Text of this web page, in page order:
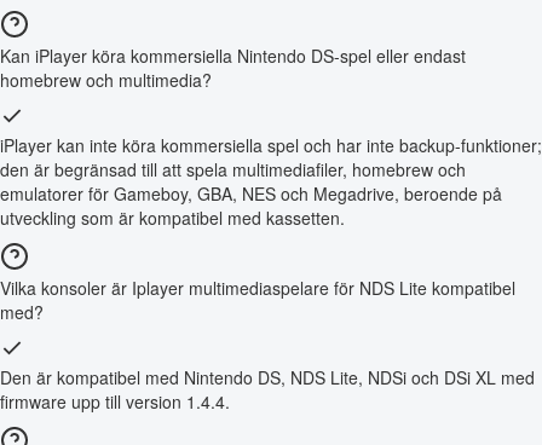
Kan iPlayer köra kommersiella Nintendo DS-spel eller endast
homebrew och multimedia?
iPlayer kan inte köra kommersiella spel och har inte backup-funktioner;
den är begränsad till att spela multimediafiler, homebrew och
emulatorer för Gameboy, GBA, NES och Megadrive, beroende på
utveckling som är kompatibel med kassetten.
Vilka konsoler är Iplayer multimediaspelare för NDS Lite kompatibel
med?
Den är kompatibel med Nintendo DS, NDS Lite, NDSi och DSi XL med
firmware upp till version 1.4.4.